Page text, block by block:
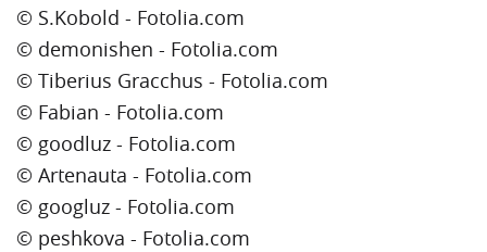
© S.Kobold - Fotolia.com
© demonishen - Fotolia.com
© Tiberius Gracchus - Fotolia.com
© Fabian - Fotolia.com
© goodluz - Fotolia.com
© Artenauta - Fotolia.com
© googluz - Fotolia.com
© peshkova - Fotolia.com